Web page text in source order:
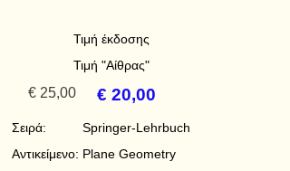
Τιμή έκδοσης
Τιμή "Αίθρας"
€ 25,00 € 20,00
Σειρά:
Springer-Lehrbuch
Αντικείμενο: Plane Geometry